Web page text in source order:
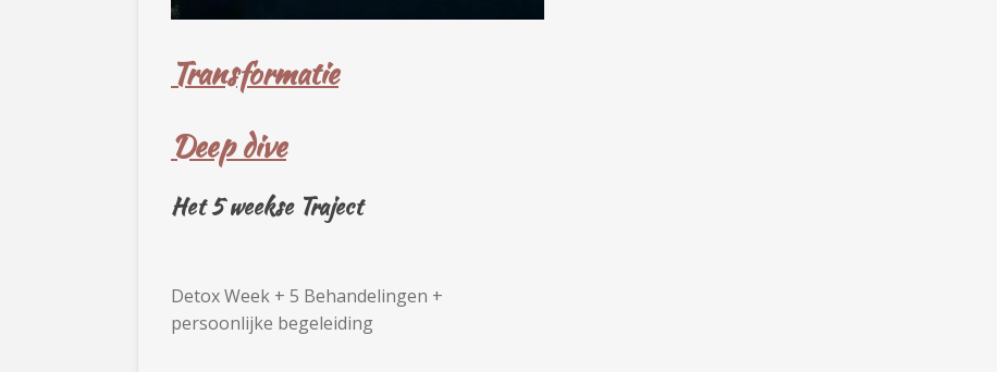
Transformatie
Deep dive
Het 5 weekse Traject
Detox Week + 5 Behandelingen +
persoonlijke begeleiding